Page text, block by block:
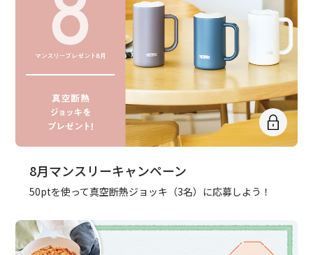
8月マンスリーキャンペーン
50ptを使って真空断熱ジョッキ（3名）に応募しよう！